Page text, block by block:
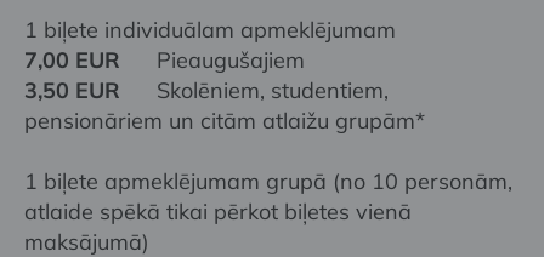
1 biļete individuālam apmeklējumam
7,00 EUR Pieaugušajiem
3,50 EUR Skolēniem, studentiem,
pensionāriem un citām atlaižu grupām*
1 biļete apmeklējumam grupā (no 10 personām,
atlaide spēkā tikai pērkot biļetes vienā
maksājumā)